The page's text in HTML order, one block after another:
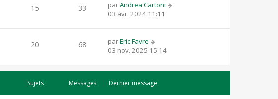
15 33 parAndrea Cartoni
03 avr. 2024 11:11
20 68 parEric Favre
03 nov. 2025 15:14
Sujets Messages Dernier message